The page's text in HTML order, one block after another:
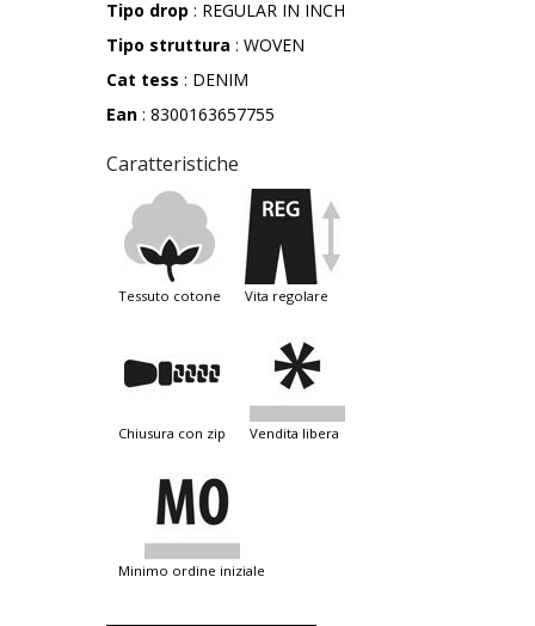
Tipo drop : REGULAR IN INCH
Tipo struttura : WOVEN
Cat tess : DENIM
Ean : 8300163657755
Caratteristiche
tessuto cotone vita regolare
chiusura con zip vendita libera
minimo ordine iniziale